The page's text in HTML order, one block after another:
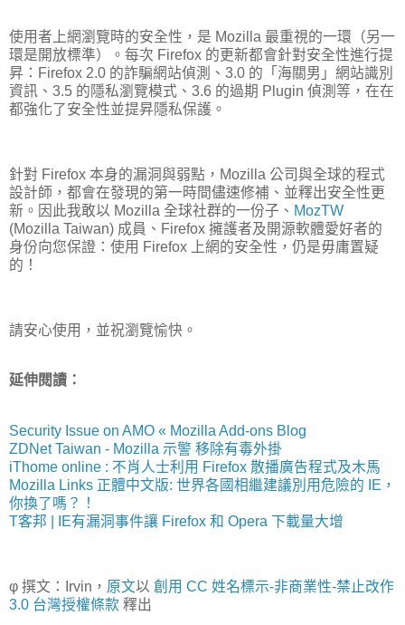
使用者上網瀏覽時的安全性，是 Mozilla 最重視的一環（另一
環是開放標準）。每次 Firefox 的更新都會針對安全性進行提
昇：Firefox 2.0 的詐騙網站偵測、3.0 的「海關男」網站識別
資訊、3.5 的隱私瀏覽模式、3.6 的過期 Plugin 偵測等，在在
都強化了安全性並提昇隱私保護。
針對 Firefox 本身的漏洞與弱點，Mozilla 公司與全球的程式
設計師，都會在發現的第一時間儘速修補、並釋出安全性更
新。因此我敢以 Mozilla 全球社群的一份子、 MozTW
(Mozilla Taiwan) 成員、Firefox 擁護者及開源軟體愛好者的
身份向您保證：使用 Firefox 上網的安全性，仍是毋庸置疑
的！
請安心使用，並祝瀏覽愉快。
延伸閱讀：
Security Issue on AMO « Mozilla Add-ons Blog
ZDNet Taiwan - Mozilla 示警 移除有毒外掛
iThome online : 不肖人士利用 Firefox 散播廣告程式及木馬
Mozilla Links 正體中文版: 世界各國相繼建議別用危險的 IE，
你換了嗎？！
T客邦 |
IE有漏洞事件讓 Firefox 和 Opera 下載量大增
φ 撰文：Irvin， 原文以 創用 CC 姓名標示-非商業性-禁止改作
3.0 台灣授權條款 釋出